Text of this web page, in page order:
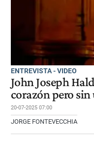
ENTREVISTA - VIDEO
John Joseph
corazón pero
20-07-2025 07:00
JORGE FONTEVECCHIA